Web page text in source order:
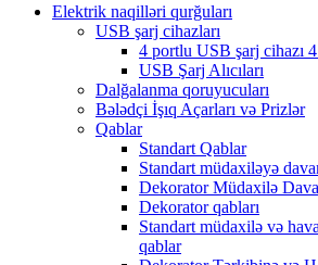
Elektrik naqilləri qurğuları
USB şarj cihazları
4 portlu USB şarj cihazı
USB Şarj Alıcıları
Dalğalanma qoruyucuları
Bələdçi İşıq Açarları və Prizlər
Qablar
Standart Qablar
Standart müdaxiləyə
Dekorator Müdaxilə
Dekorator qabları
Standart müdaxilə və
qablar